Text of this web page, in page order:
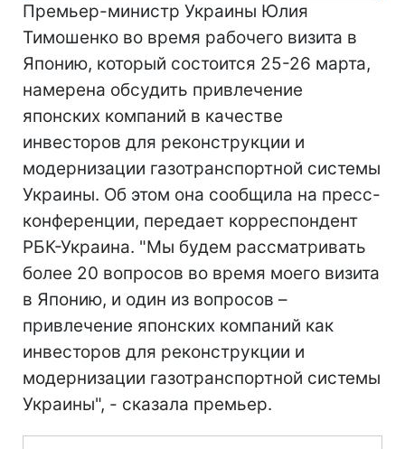
Премьер-министр Украины Юлия
Тимошенко во время рабочего визита в
Японию, который состоится 25-26 марта,
намерена обсудить привлечение
японских компаний в качестве
инвесторов для реконструкции и
модернизации газотранспортной системы
Украины. Об этом она сообщила на пресс-
конференции, передает корреспондент
РБК-Украина. "Мы будем рассматривать
более 20 вопросов во время моего визита
в Японию, и один из вопросов –
привлечение японских компаний как
инвесторов для реконструкции и
модернизации газотранспортной системы
Украины", - сказала премьер.